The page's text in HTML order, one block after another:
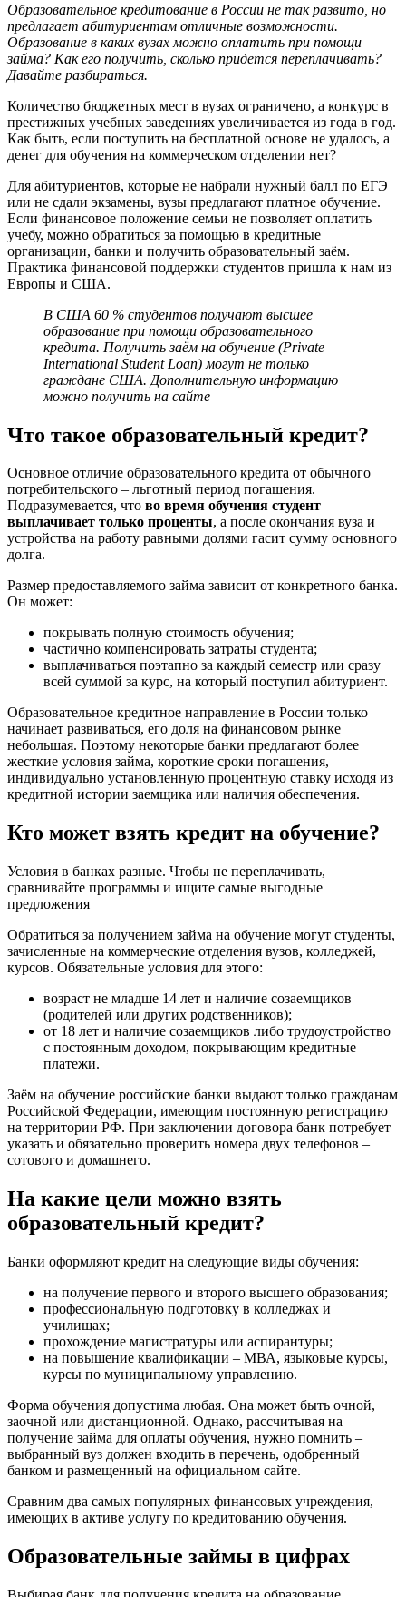
Образовательное кредитование в России не так развито, но
предлагает абитуриентам отличные возможности.
Образование в каких вузах можно оплатить при помощи
займа? Как его получить, сколько придется переплачивать?
Давайте разбираться.
Количество бюджетных мест в вузах ограничено, а конкурс в
престижных учебных заведениях увеличивается из года в год.
Как быть, если поступить на бесплатной основе не удалось, а
денег для обучения на коммерческом отделении нет?
Для абитуриентов, которые не набрали нужный балл по ЕГЭ
или не сдали экзамены, вузы предлагают платное обучение.
Если финансовое положение семьи не позволяет оплатить
учебу, можно обратиться за помощью в кредитные
организации, банки и получить образовательный заём.
Практика финансовой поддержки студентов пришла к нам из
Европы и США.
В США 60 % студентов получают высшее
образование при помощи образовательного
кредита. Получить заём на обучение (Private
International Student Loan) могут не только
граждане США. Дополнительную информацию
можно получить на сайте
Что такое образовательный кредит?
Основное отличие образовательного кредита от обычного
потребительского – льготный период погашения.
Подразумевается, что во время обучения студент
выплачивает только проценты, а после окончания вуза и
устройства на работу равными долями гасит сумму основного
долга.
Размер предоставляемого займа зависит от конкретного банка.
Он может:
покрывать полную стоимость обучения;
частично компенсировать затраты студента;
выплачиваться поэтапно за каждый семестр или сразу
всей суммой за курс, на который поступил абитуриент.
Образовательное кредитное направление в России только
начинает развиваться, его доля на финансовом рынке
небольшая. Поэтому некоторые банки предлагают более
жесткие условия займа, короткие сроки погашения,
индивидуально установленную процентную ставку исходя из
кредитной истории заемщика или наличия обеспечения.
Кто может взять кредит на обучение?
Условия в банках разные. Чтобы не переплачивать,
сравнивайте программы и ищите самые выгодные
предложения
Обратиться за получением займа на обучение могут студенты,
зачисленные на коммерческие отделения вузов, колледжей,
курсов. Обязательные условия для этого:
возраст не младше 14 лет и наличие созаемщиков
(родителей или других родственников);
от 18 лет и наличие созаемщиков либо трудоустройство
с постоянным доходом, покрывающим кредитные
платежи.
Заём на обучение российские банки выдают только гражданам
Российской Федерации, имеющим постоянную регистрацию
на территории РФ. При заключении договора банк потребует
указать и обязательно проверить номера двух телефонов –
сотового и домашнего.
На какие цели можно взять
образовательный кредит?
Банки оформляют кредит на следующие виды обучения:
на получение первого и второго высшего образования;
профессиональную подготовку в колледжах и
училищах;
прохождение магистратуры или аспирантуры;
на повышение квалификации – МВА, языковые курсы,
курсы по муниципальному управлению.
Форма обучения допустима любая. Она может быть очной,
заочной или дистанционной. Однако, рассчитывая на
получение займа для оплаты обучения, нужно помнить –
выбранный вуз должен входить в перечень, одобренный
банком и размещенный на официальном сайте.
Сравним два самых популярных финансовых учреждения,
имеющих в активе услугу по кредитованию обучения.
Образовательные займы в цифрах